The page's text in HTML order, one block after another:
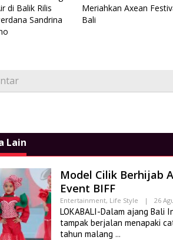
di Balik Rilis
Sandrina
Meriahkan Axean
Bali
Lain
Model Cilik Berhijab
Event BIFF
Entertainment, Life Style | 26
LOKABALI-Dalam ajang Bali
tampak berjalan menapaki
tahun malang
Bali
Eksotisme Tarian